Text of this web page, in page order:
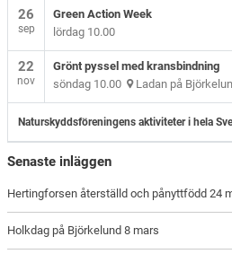
26
sep
Green Action Week
lördag 10.00
22
nov
Grönt pyssel med kransbindning
söndag 10.00 Ladan på
Naturskyddsföreningens aktiviteter i hela
Senaste inläggen
Hertingforsen återställd och pånyttfödd 24
Holkdag på Björkelund 8 mars